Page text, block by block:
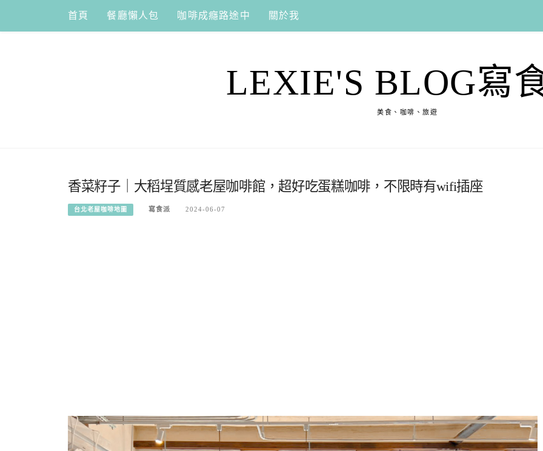
content
首頁 餐廳懶人包 咖啡成癮路途中 關於我
LEXIE'S BLOG寫
美食、咖啡、旅遊
香菜籽子｜大稻埕質感老屋咖啡館，超好吃蛋糕咖啡，不限時有wifi插座
台北老屋咖啡地圖 寫食派 2024-06-07